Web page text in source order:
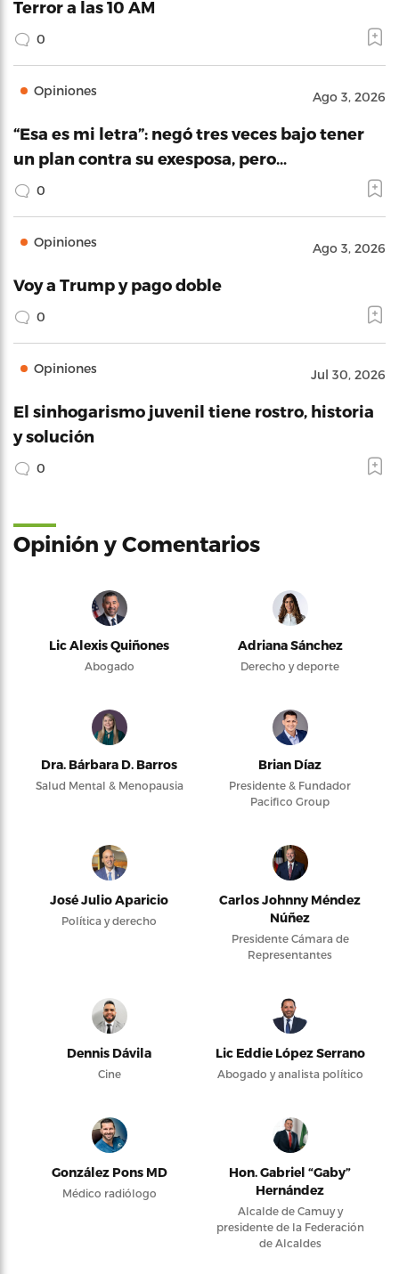
Terror a las 10 AM
0
Opiniones Ago 3, 2026
“Esa es mi letra”: negó tres veces bajo tener
un plan contra su exesposa, pero…
0
Opiniones Ago 3, 2026
Voy a Trump y pago doble
0
Opiniones Jul 30, 2026
El sinhogarismo juvenil tiene rostro, historia
y solución
0
Opinión y Comentarios
Lic Alexis Quiñones
Abogado
Adriana Sánchez
Derecho y deporte
Dra. Bárbara D. Barros
Salud Mental & Menopausia
Brian Díaz
Presidente & Fundador
Pacifico Group
José Julio Aparicio
Política y derecho
Carlos Johnny Méndez
Núñez
Presidente Cámara de
Representantes
Dennis Dávila
Cine
Lic Eddie López Serrano
Abogado y analista político
González Pons MD
Médico radiólogo
Hon. Gabriel “Gaby”
Hernández
Alcalde de Camuy y
presidente de la Federación
de Alcaldes